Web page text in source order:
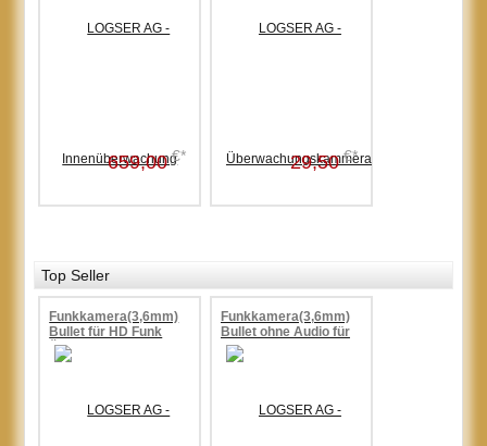
659,00€* 29,50€*
Top Seller
Funkkamera(3,6mm)
Bullet für HD Funk
Überwachungssets
mit
Funkkamera(3,6mm)
Bullet ohne Audio für
HD Funk
Überwachungssets,Nachtsicht